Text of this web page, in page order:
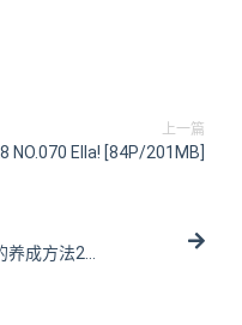
上一篇
NO.070 Ella! [84P/201MB]
养成方法2